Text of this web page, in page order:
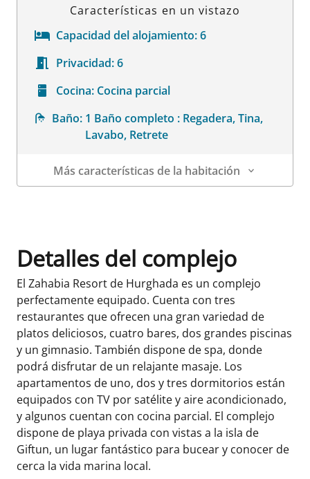
Características en un vistazo
Capacidad del alojamiento:6
Privacidad:6
Cocina: Cocina parcial
Baño: 1 Baño completo : Regadera, Tina,
Lavabo, Retrete
Más características de la habitación
Detalles del complejo
El Zahabia Resort de Hurghada es un complejo
perfectamente equipado. Cuenta con tres
restaurantes que ofrecen una gran variedad de
platos deliciosos, cuatro bares, dos grandes piscinas
y un gimnasio. También dispone de spa, donde
podrá disfrutar de un relajante masaje. Los
apartamentos de uno, dos y tres dormitorios están
equipados con TV por satélite y aire acondicionado,
y algunos cuentan con cocina parcial. El complejo
dispone de playa privada con vistas a la isla de
Giftun, un lugar fantástico para bucear y conocer de
cerca la vida marina local.